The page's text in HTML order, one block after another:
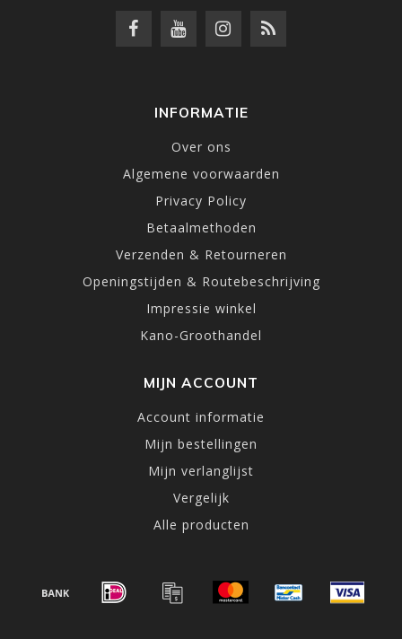
INFORMATIE
Over ons
Algemene voorwaarden
Privacy Policy
Betaalmethoden
Verzenden & Retourneren
Openingstijden & Routebeschrijving
Impressie winkel
Kano-Groothandel
MIJN ACCOUNT
Account informatie
Mijn bestellingen
Mijn verlanglijst
Vergelijk
Alle producten